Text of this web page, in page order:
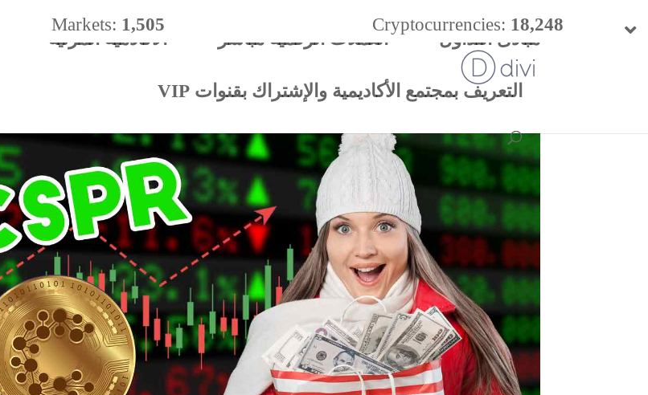
مبادئ التداول العملات الرقمية مباشر الأكادميه المرئية
التعريف بمجتمع الأكاديمية والإشتراك بقنوات VIP
Cryptocurrencies: 18,248
Markets: 1,505